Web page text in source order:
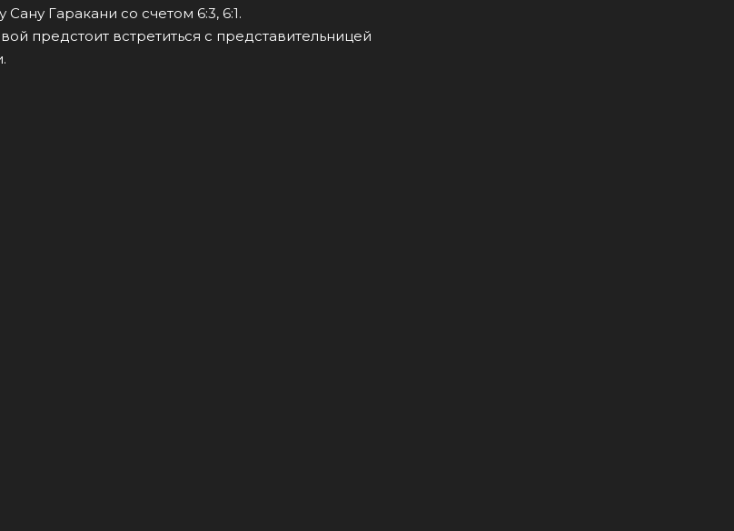
Гаракани со счетом 6:3, 6:1.
предстоит встретиться с представительницей